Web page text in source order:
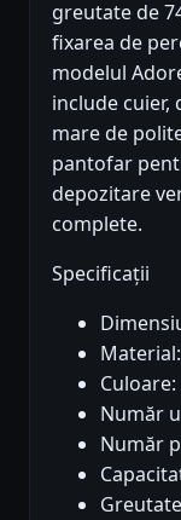
greutate de
fixarea de
modelul
include cuier,
mare de
pantofar
depozitare
complete.
Specificații
Număr
Număr